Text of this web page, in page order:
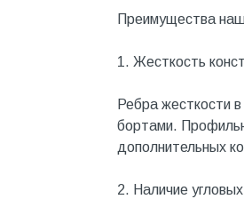
Крепёж
Крепеж и герметики
Крепеж, фурнитура
Преимущества
1. Жесткость
Ребра жесткости
бортами.
дополнительных
2. Наличие